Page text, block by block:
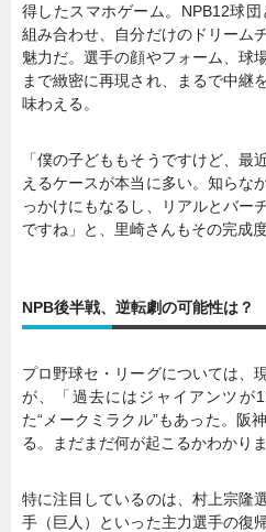
得したスマホゲーム。NPB12球
組み合わせ、自分だけのドリーム
魅力だ。選手の顔やフォーム、球
まで緻密に再現され、まるで中継
味わえる。
「僕の子どももそうですけど、最
えるケースが本当に多い。知らな
っかけにもなるし、リアルとバー
ですね」と、里崎さんもその完成
NPB後半戦、逆転劇の可能性は？
プロ野球セ・リーグについては、
が、「過去にはジャイアンツが
た“メークミラクル”もあった。阪
る。まだまだ何が起こるかわかり
特に注目しているのは、村上宗隆
手（巨人）といった主力選手の復